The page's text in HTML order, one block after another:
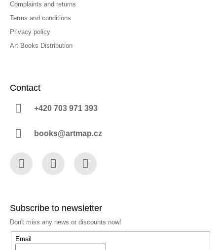
Complaints and returns
Terms and conditions
Privacy policy
Art Books Distribution
Contact
+420 703 971 393
books@artmap.cz
Subscribe to newsletter
Don't miss any news or discounts now!
Email